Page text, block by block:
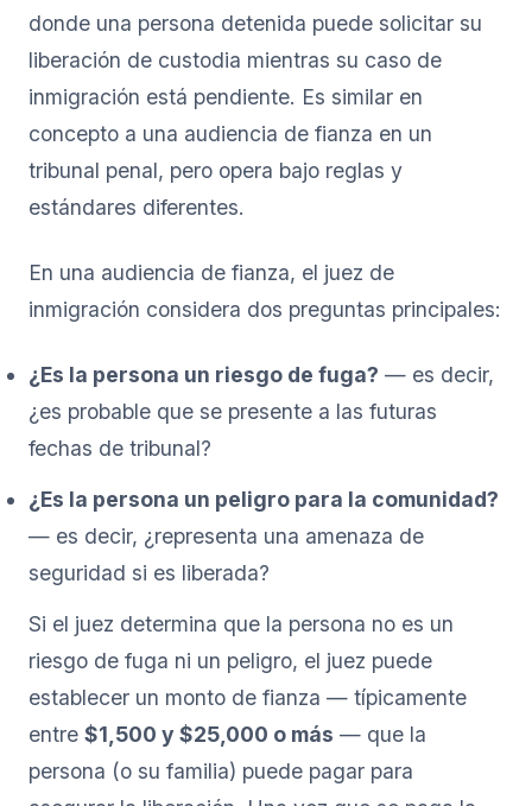
donde una persona detenida puede solicitar su
liberación de custodia mientras su caso de
inmigración está pendiente. Es similar en
concepto a una audiencia de fianza en un
tribunal penal, pero opera bajo reglas y
estándares diferentes.
En una audiencia de fianza, el juez de
inmigración considera dos preguntas principales:
¿Es la persona un riesgo de fuga? — es decir,
¿es probable que se presente a las futuras
fechas de tribunal?
¿Es la persona un peligro para la comunidad?
— es decir, ¿representa una amenaza de
seguridad si es liberada?
Si el juez determina que la persona no es un
riesgo de fuga ni un peligro, el juez puede
establecer un monto de fianza — típicamente
entre $1,500 y $25,000 o más — que la
persona (o su familia) puede pagar para